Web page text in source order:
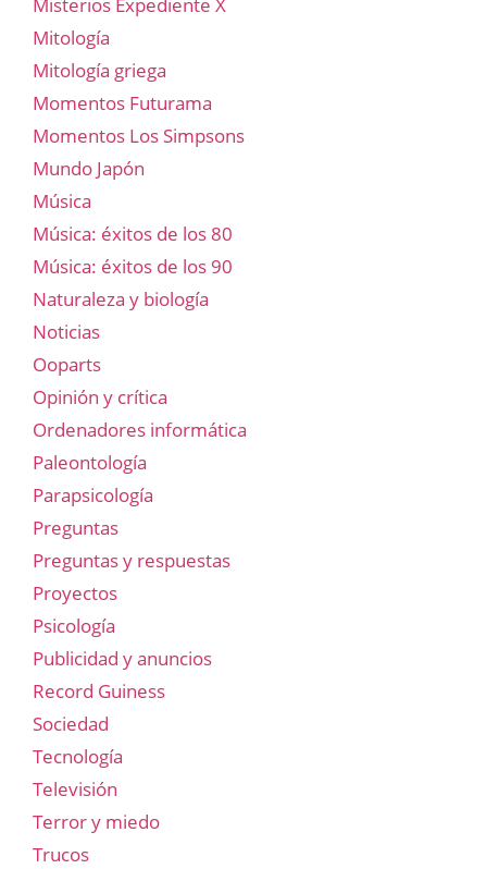
Misterios Expediente X
Mitología
Mitología griega
Momentos Futurama
Momentos Los Simpsons
Mundo Japón
Música
Música: éxitos de los 80
Música: éxitos de los 90
Naturaleza y biología
Noticias
Ooparts
Opinión y crítica
Ordenadores informática
Paleontología
Parapsicología
Preguntas
Preguntas y respuestas
Proyectos
Psicología
Publicidad y anuncios
Record Guiness
Sociedad
Tecnología
Televisión
Terror y miedo
Trucos